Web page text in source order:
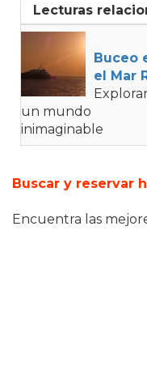
Lecturas
Buceo
el Mar
un mundo
inimaginable
Buscar y reservar
Encuentra las